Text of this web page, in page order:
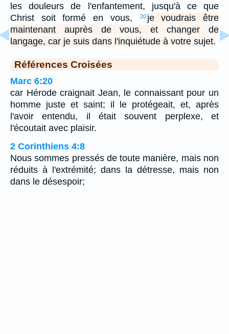
les douleurs de l'enfantement, jusqu'à ce que
Christ soit formé en vous,
20 je voudrais être
maintenant auprès de vous, et changer de
langage, car je suis dans l'inquiétude à votre sujet.
Références Croisées
Marc 6:20
car Hérode craignait Jean, le connaissant pour un
homme juste et saint; il le protégeait, et, après
l'avoir entendu, il était souvent perplexe, et
l'écoutait avec plaisir.
2 Corinthiens 4:8
Nous sommes pressés de toute manière, mais non
réduits à l'extrémité; dans la détresse, mais non
dans le désespoir;